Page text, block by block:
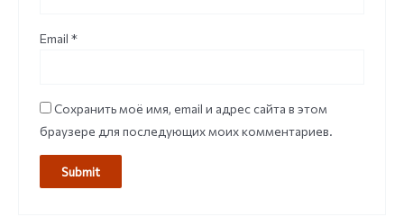
Email *
Сохранить моё имя, email и адрес сайта в этом
браузере для последующих моих комментариев.